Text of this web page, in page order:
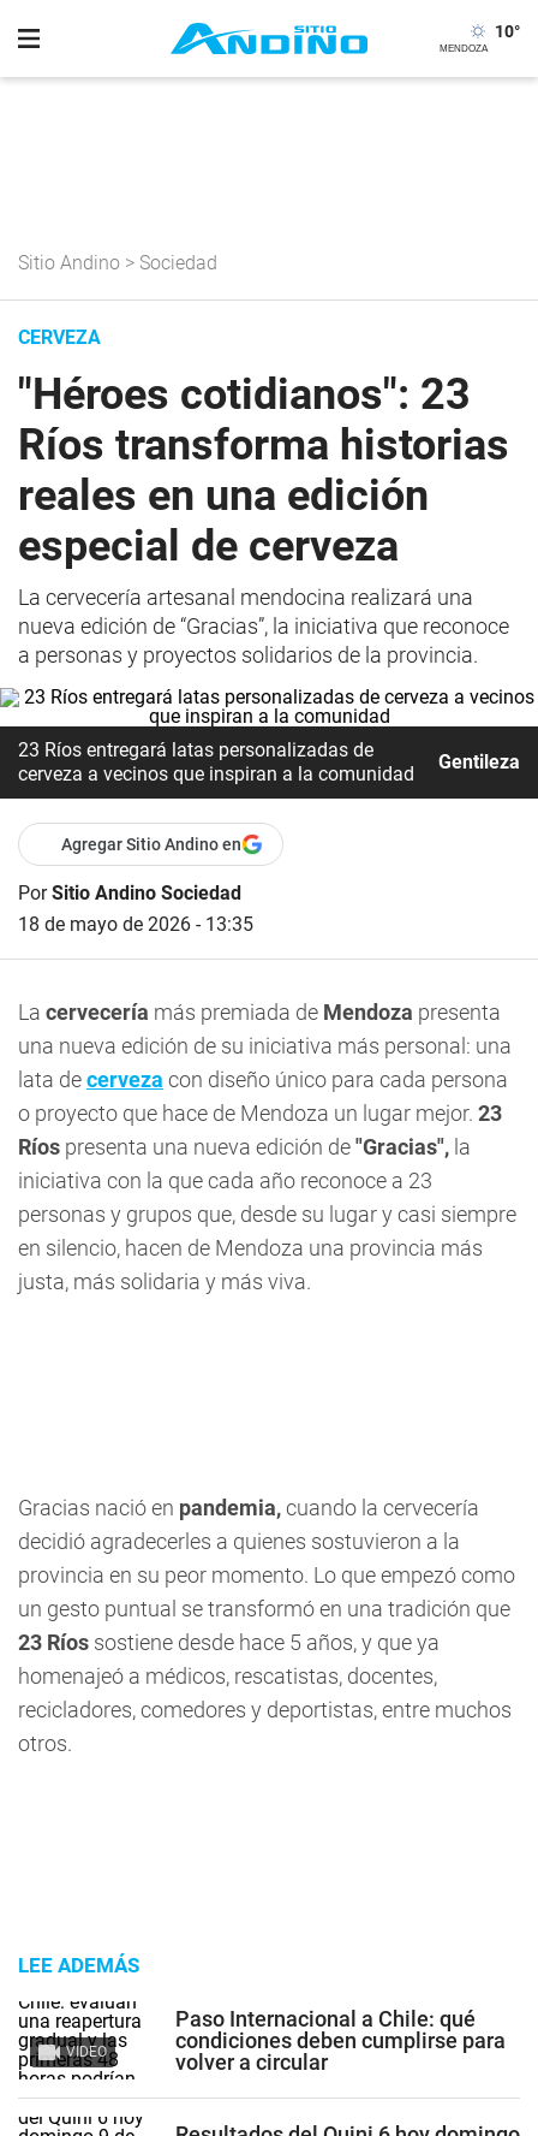
10°
Sitio Andino > Sociedad
CERVEZA
"Héroes cotidianos": 23
Ríos transforma historias
reales en una edición
especial de cerveza
La cervecería artesanal mendocina realizará una
nueva edición de “Gracias”, la iniciativa que reconoce
a personas y proyectos solidarios de la provincia.
23 Ríos entregará latas personalizadas de
cerveza a vecinos que inspiran a la comunidad
Gentileza
Agregar Sitio Andino en
PorSitio Andino Sociedad
18 de mayo de 2026 - 13:35
La cervecería más premiada de Mendoza presenta
una nueva edición de su iniciativa más personal: una
lata decerveza con diseño único para cada persona
o proyecto que hace de Mendoza un lugar mejor. 23
Ríos presenta una nueva edición de"Gracias", la
iniciativa con la que cada año reconoce a 23
personas y grupos que, desde su lugar y casi siempre
en silencio, hacen de Mendoza una provincia más
justa, más solidaria y más viva.
Gracias nació en pandemia,cuando la cervecería
decidió agradecerles a quienes sostuvieron a la
provincia en su peor momento. Lo que empezó como
un gesto puntual se transformó en una tradición que
23 Ríos sostiene desde hace 5 años, y que ya
homenajeó a médicos, rescatistas, docentes,
recicladores, comedores y deportistas, entre muchos
otros.
LEE ADEMÁS
VIDEO
Paso Internacional a Chile: qué
condiciones deben cumplirse para
volver a circular